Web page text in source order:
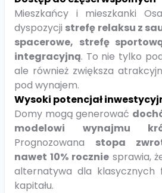
Mieszkańcy i mieszkanki
dyspozycji strefę relaksu z
spacerowe, strefę
integracyjną. To nie tylko
ale również zwiększa
pod wynajem.
Wysoki potencjał
Domy mogą generować
modelowi wynajmu
Prognozowana stopa
nawet 10% roczniesprawia,
alternatywa dla klasycznych
kapitału.